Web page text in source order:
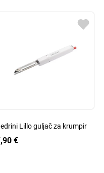
Lillo guljač za krumpir
€